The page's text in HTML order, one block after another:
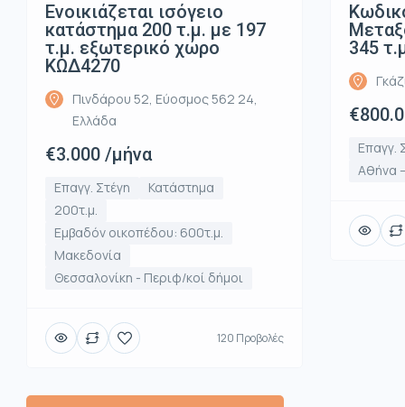
Ενοικιάζεται ισόγειο
κατάστημα 200 τ.μ. με 197
τ.μ. εξωτερικό χώρο
ΚΩΔ4270
Πινδάρου 52, Εύοσμος 562 24,
Ελλάδα
€3.000 /μήνα
Επαγγ. Στέγη
Κατάστημα
200τ.μ.
Εμβαδόν οικοπέδου: 600τ.μ.
Μακεδονία
Θεσσαλονίκη - Περιφ/κοί δήμοι
120 Προβολές
345
Επαγγ.
Αθήνα